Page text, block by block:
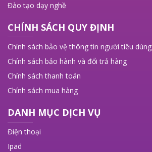
Đào tạo dạy nghề
CHÍNH SÁCH QUY ĐỊNH
Chính sách bảo vệ thông tin người tiêu dùng
Chính sách bảo hành và đổi trả hàng
Chính sách thanh toán
Chính sách mua hàng
DANH MỤC DỊCH VỤ
Điện thoại
Ipad